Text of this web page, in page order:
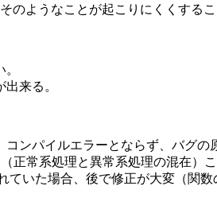
のようなことが起こりにくくする
出来る。
ンパイルエラーとならず、バグの
正常系処理と異常系処理の混在）
ていた場合、後で修正が大変（関